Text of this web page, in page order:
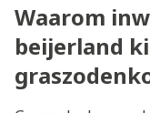
Waarom
beijerland